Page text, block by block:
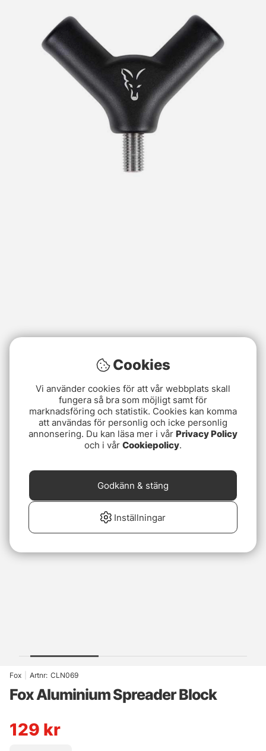
Fox Artnr: CLN069
Fox Aluminium Spreader Block
129 kr
Cookies
Vi använder cookies för att vår webbplats skall
fungera så bra som möjligt samt för
marknadsföring och statistik. Cookies kan komma
att användas för personlig och icke personlig
annonsering. Du kan läsa mer i vår Privacy Policy
och i vår Cookiepolicy.
Inställningar
Godkänn & stäng